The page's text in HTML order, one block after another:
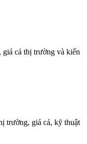
giá cả thị trường và kiến
trường, giá cả, kỹ thuật